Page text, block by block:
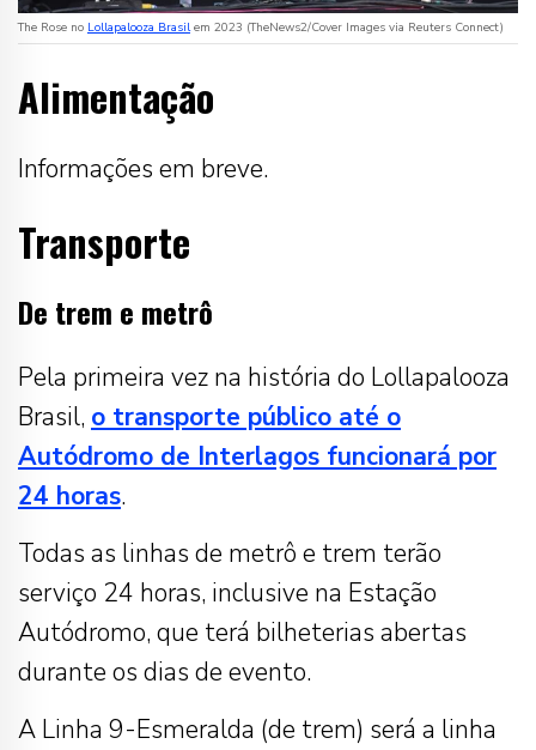
The Rose no Lollapalooza Brasilem 2023 (TheNews2/Cover Images via Reuters Connect)
Alimentação
Informações em breve.
Transporte
De trem e metrô
Pela primeira vez na história do Lollapalooza
Brasil, o transporte público até o
Autódromo de Interlagos funcionará por
24 horas.
Todas as linhas de metrô e trem terão
serviço 24 horas, inclusive na Estação
Autódromo, que terá bilheterias abertas
durante os dias de evento.
A Linha 9-Esmeralda (de trem) será a linha